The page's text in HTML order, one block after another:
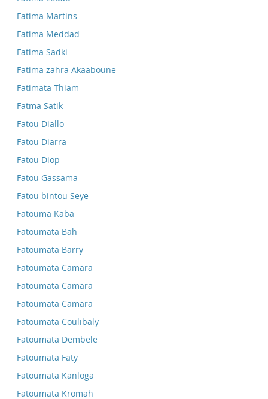
Fatima Martins
Fatima Meddad
Fatima Sadki
Fatima zahra Akaaboune
Fatimata Thiam
Fatma Satik
Fatou Diallo
Fatou Diarra
Fatou Diop
Fatou Gassama
Fatou bintou Seye
Fatouma Kaba
Fatoumata Bah
Fatoumata Barry
Fatoumata Camara
Fatoumata Camara
Fatoumata Camara
Fatoumata Coulibaly
Fatoumata Dembele
Fatoumata Faty
Fatoumata Kanloga
Fatoumata Kromah